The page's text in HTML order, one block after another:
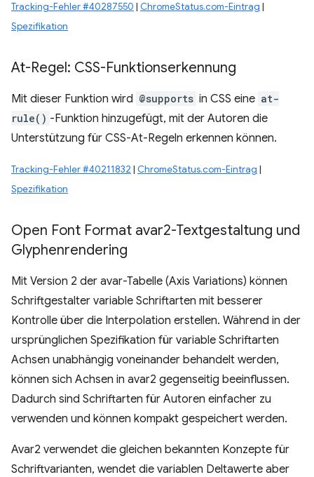
Tracking-Fehler #40287550 | ChromeStatus.com-Eintrag |
Spezifikation
At-Regel: CSS-Funktionserkennung
Mit dieser Funktion wird @supports in CSS eine at-
rule() -Funktion hinzugefügt, mit der Autoren die
Unterstützung für CSS-At-Regeln erkennen können.
Tracking-Fehler #40211832 | ChromeStatus.com-Eintrag |
Spezifikation
Open Font Format avar2-Textgestaltung und
Glyphenrendering
Mit Version 2 der avar-Tabelle (Axis Variations) können
Schriftgestalter variable Schriftarten mit besserer
Kontrolle über die Interpolation erstellen. Während in der
ursprünglichen Spezifikation für variable Schriftarten
Achsen unabhängig voneinander behandelt werden,
können sich Achsen in avar2 gegenseitig beeinflussen.
Dadurch sind Schriftarten für Autoren einfacher zu
verwenden und können kompakt gespeichert werden.
Avar2 verwendet die gleichen bekannten Konzepte für
Schriftvarianten, wendet die variablen Deltawerte aber